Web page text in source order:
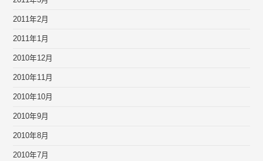
2011年2月
2011年1月
2010年12月
2010年11月
2010年10月
2010年9月
2010年8月
2010年7月